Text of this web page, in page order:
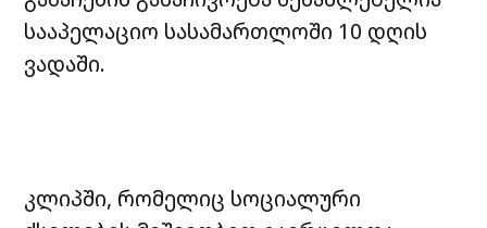
სააპელაციო სასამართლოში 10 დღის
ვადაში.
კლიპში, რომელიც სოციალური